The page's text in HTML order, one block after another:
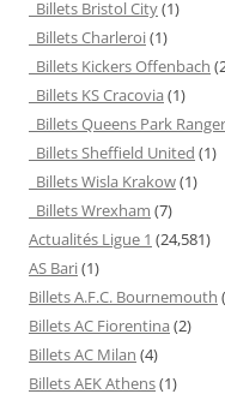
Billets Bristol City(1)
Billets Charleroi(1)
Billets Kickers Offenbach
Billets KS Cracovia (1)
Billets Queens Park
Billets Sheffield United (1)
Billets Wisla Krakow(1)
Billets Wrexham (7)
Actualités Ligue 1 (24,581)
AS Bari(1)
Billets A.F.C. Bournemouth
Billets AC Fiorentina (2)
Billets AC Milan (4)
Billets AEK Athens(1)